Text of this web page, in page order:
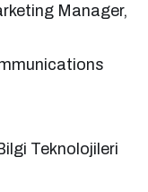
Manager,
Teknolojileri